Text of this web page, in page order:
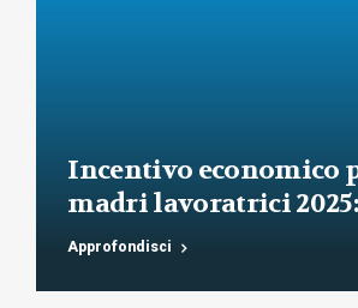
Incentivo economico
madri lavoratrici
regole INPS e requisiti
Approfondisci